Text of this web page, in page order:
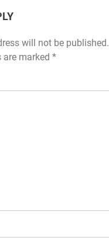
will not be published.
are marked *